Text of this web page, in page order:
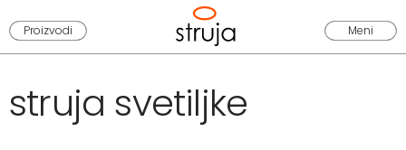
Proizvodi Meni
struja svetiljke